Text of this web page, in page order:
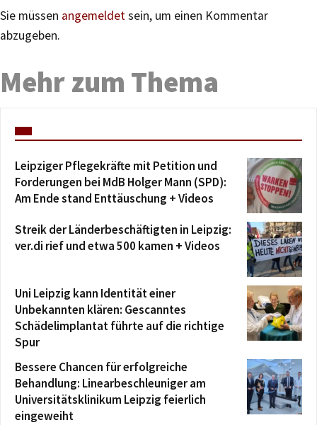
Sie müssen angemeldetsein, um einen Kommentar
abzugeben.
Mehr zum Thema
Leipziger Pflegekräfte mit Petition und
Forderungen bei MdB Holger Mann (SPD):
Am Ende stand Enttäuschung + Videos
Streik der Länderbeschäftigten in Leipzig:
ver.di rief und etwa 500 kamen + Videos
Uni Leipzig kann Identität einer
Unbekannten klären: Gescanntes
Schädelimplantat führte auf die richtige
Spur
Bessere Chancen für erfolgreiche
Behandlung: Linearbeschleuniger am
Universitätsklinikum Leipzig feierlich
eingeweiht